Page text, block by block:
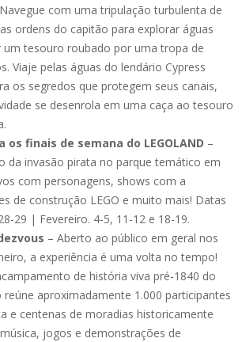
com uma tripulação turbulenta de
ordens do capitão para explorar águas
um tesouro roubado por uma tropa de
Viaje pelas águas do lendário Cypress
os segredos que protegem seus canais,
se desenrola em uma caça ao tesouro
os finais de semana do LEGOLAND –
da invasão pirata no parque temático em
com personagens, shows com a
de construção LEGO e muito mais! Datas
29 | Fevereiro. 4-5, 11-12 e 18-19.
– Aberto ao público em geral nos
a experiência é uma volta no tempo!
de história viva pré-1840 do
reúne aproximadamente 1.000 participantes
e centenas de moradias historicamente
jogos e demonstrações de